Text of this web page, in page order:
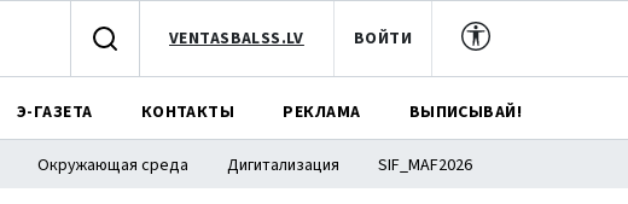
VENTASBALSS.LV ВОЙТИ
Э-ГАЗЕТА КОНТАКТЫ РЕКЛАМА ВЫПИСЫВАЙ!
Окружающая среда Дигитализация SIF_MAF2026